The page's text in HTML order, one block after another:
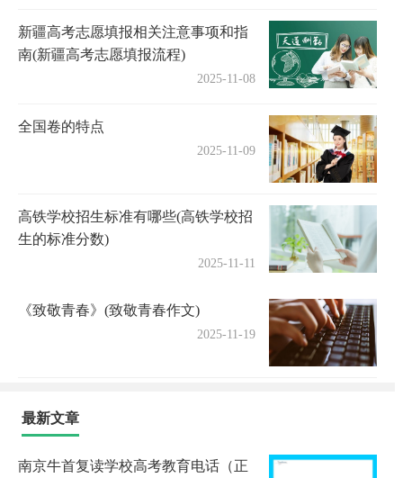
新疆高考志愿填报相关注意事项和指
南(新疆高考志愿填报流程)
2025-11-08
全国卷的特点
2025-11-09
高铁学校招生标准有哪些(高铁学校招
生的标准分数)
2025-11-11
《致敬青春》(致敬青春作文)
2025-11-19
最新文章
南京牛首复读学校高考教育电话（正